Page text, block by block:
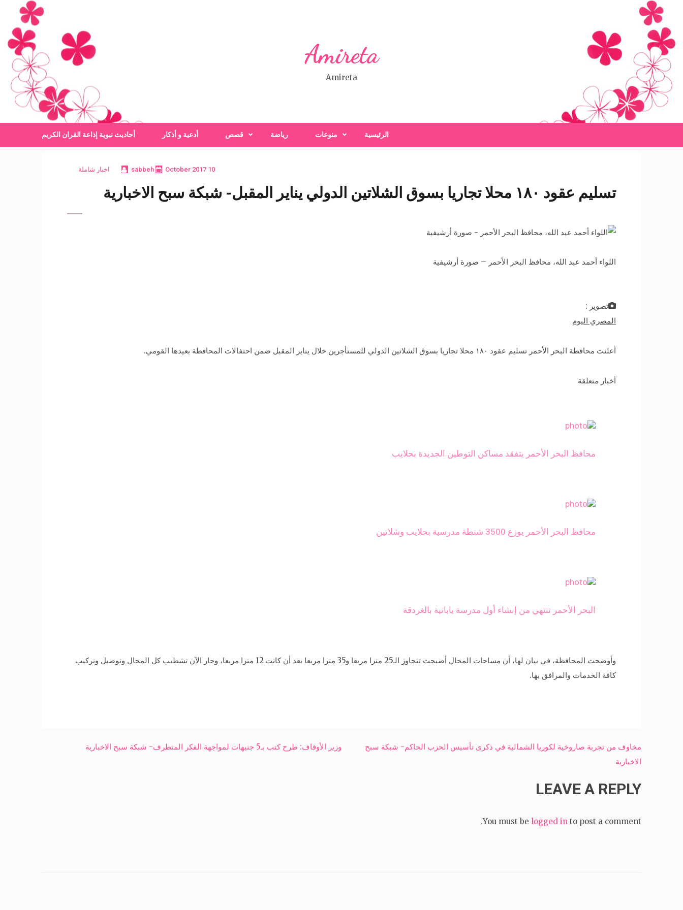
content
(Press
Enter)
Amireta
Amireta
الرئيسية منوعات رياضة قصص أدعية و أذكار أحاديث نبوية إذاعة القران الكريم
10 October 2017
sabbeh اخبار شاملة
تسليم عقود ١٨٠ محلا تجاريا بسوق الشلاتين الدولي يناير المقبل- شبكة سبح الاخبارية
اللواء أحمد عبد الله، محافظ البحر الأحمر – صورة أرشيفية
تصوير :
المصري اليوم
أعلنت محافظة البحر الأحمر تسليم عقود ١٨٠ محلا تجاريا بسوق الشلاتين الدولي للمستأجرين خلال يناير المقبل ضمن احتفالات المحافظة بعيدها القومي.
أخبار متعلقة
محافظ البحر الأحمر يتفقد مساكن التوطين الجديدة بحلايب
محافظ البحر الأحمر يوزع 3500 شنطة مدرسية بحلايب وشلاتين
البحر الأحمر تنتهي من إنشاء أول مدرسة يابانية بالغردقة
وأوضحت المحافظة، في بيان لها، أن مساحات المحال أصبحت تتجاوز الـ25 مترا مربعا و35 مترا مربعا بعد أن كانت 12 مترا مربعا، وجار الآن تشطيب كل المحال وتوصيل وتركيب
كافة الخدمات والمرافق بها.
Post
navigation
وزير الأوقاف: طرح كتب بـ5 جنيهات لمواجهة الفكر المتطرف- شبكة سبح الاخبارية
مخاوف من تجربة صاروخية لكوريا الشمالية في ذكرى تأسيس الحزب الحاكم- شبكة سبح
الاخبارية
LEAVE A REPLY
You must be logged in to post a comment.